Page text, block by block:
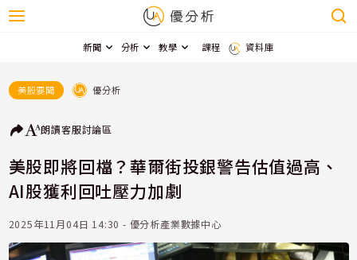
新聞 分析 教學 課程 資料庫
美股要聞 優分析
朗讀客服討論區
美股即將回檔？華爾街投銀警告估值過高、
AI股獲利回吐壓力加劇
2025年11月04日 14:30 - 優分析產業數據中心